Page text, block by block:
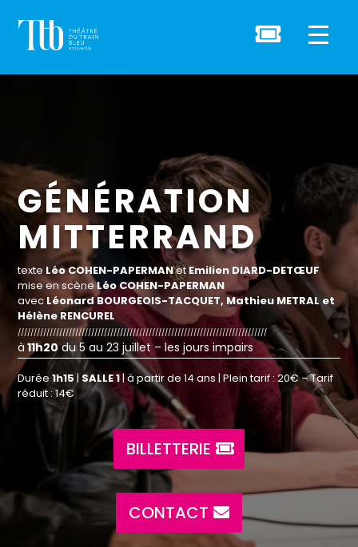

GÉNÉRATION
MITTERRAND
texte Léo COHEN-PAPERMANetEmilien DIARD-DETŒUF
mise en scèneLéo COHEN-PAPERMAN
avec Léonard BOURGEOIS-TACQUET, Mathieu METRAL et
Hélène RENCUREL
//////////////////////////////////////////////////////////////////////////////
à11h20du 5 au 23 juillet – les jours impairs
Durée1h15| SALLE 1| à partir de 14 ans | Plein tarif : 20€ – Tarif
réduit : 14€
BILLETTERIE
CONTACT